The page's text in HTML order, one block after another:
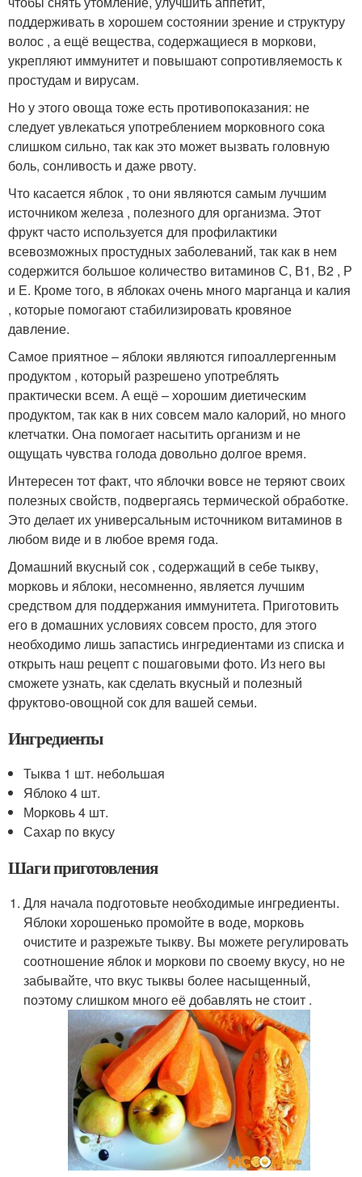
поддерживать в хорошем состоянии зрение и структуру
волос , а ещё вещества, содержащиеся в моркови,
укрепляют иммунитет и повышают сопротивляемость к
простудам и вирусам.
Но у этого овоща тоже есть противопоказания: не
следует увлекаться употреблением морковного сока
слишком сильно, так как это может вызвать головную
боль, сонливость и даже рвоту.
Что касается яблок , то они являются самым лучшим
источником железа , полезного для организма. Этот
фрукт часто используется для профилактики
всевозможных простудных заболеваний, так как в нем
содержится большое количество витаминов С, В1, В2 , Р
и Е. Кроме того, в яблоках очень много марганца и калия
, которые помогают стабилизировать кровяное
давление.
Самое приятное – яблоки являются гипоаллергенным
продуктом , который разрешено употреблять
практически всем. А ещё – хорошим диетическим
продуктом, так как в них совсем мало калорий, но много
клетчатки. Она помогает насытить организм и не
ощущать чувства голода довольно долгое время.
Интересен тот факт, что яблочки вовсе не теряют своих
полезных свойств, подвергаясь термической обработке.
Это делает их универсальным источником витаминов в
любом виде и в любое время года.
Домашний вкусный сок , содержащий в себе тыкву,
морковь и яблоки, несомненно, является лучшим
средством для поддержания иммунитета. Приготовить
его в домашних условиях совсем просто, для этого
необходимо лишь запастись ингредиентами из списка и
открыть наш рецепт с пошаговыми фото. Из него вы
сможете узнать, как сделать вкусный и полезный
фруктово-овощной сок для вашей семьи.
Ингредиенты
Тыква 1 шт. небольшая
Яблоко 4 шт.
Морковь 4 шт.
Сахар по вкусу
Шаги приготовления
Для начала подготовьте необходимые ингредиенты.
Яблоки хорошенько промойте в воде, морковь
очистите и разрежьте тыкву. Вы можете регулировать
соотношение яблок и моркови по своему вкусу, но не
забывайте, что вкус тыквы более насыщенный,
поэтому слишком много её добавлять не стоит .